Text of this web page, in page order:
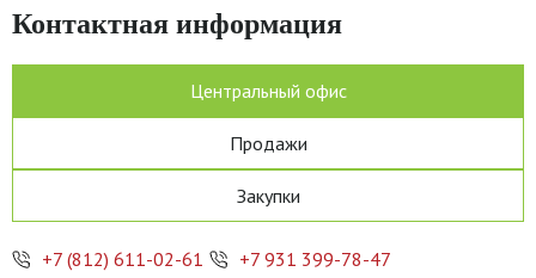
Контактная информация
Центральный офис
Продажи
Закупки
+7 (812) 611-02-61
+7 931 399-78-47